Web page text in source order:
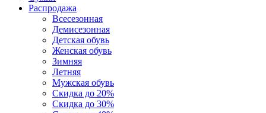
Распродажа
Всесезонная
Демисезонная
Детская обувь
Женская обувь
Зимняя
Летняя
Мужская обувь
Скидка до 20%
Скидка до 30%